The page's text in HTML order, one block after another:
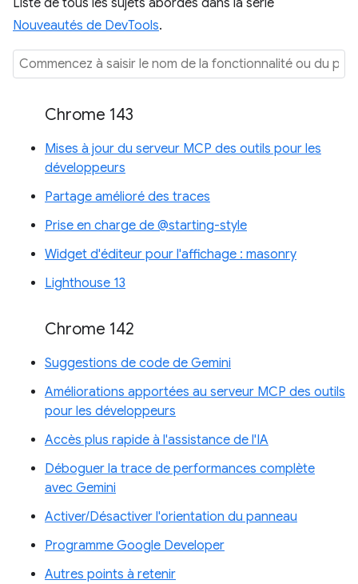
Liste de tous les sujets abordés dans la série
Nouveautés de DevTools.
Chrome 143
Mises à jour du serveur MCP des outils pour les
développeurs
Partage amélioré des traces
Prise en charge de @starting-style
Widget d'éditeur pour l'affichage : masonry
Lighthouse 13
Chrome 142
Suggestions de code de Gemini
Améliorations apportées au serveur MCP des outils
pour les développeurs
Accès plus rapide à l'assistance de l'IA
Déboguer la trace de performances complète
avec Gemini
Activer/Désactiver l'orientation du panneau
Programme Google Developer
Autres points à retenir